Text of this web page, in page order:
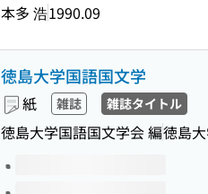
本多 浩1990.09
徳島大学国語国文学
紙 雑誌 雑誌タイトル
徳島大学国語国文学会 編徳島
このタイトルの巻号